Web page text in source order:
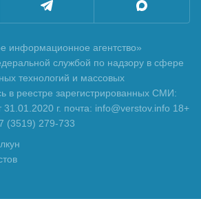
информационное агентство»
службой по надзору в сфере
технологий и массовых
в реестре зарегистрированных СМИ:
г. почта: info@verstov.info 18+
(3519) 279-733